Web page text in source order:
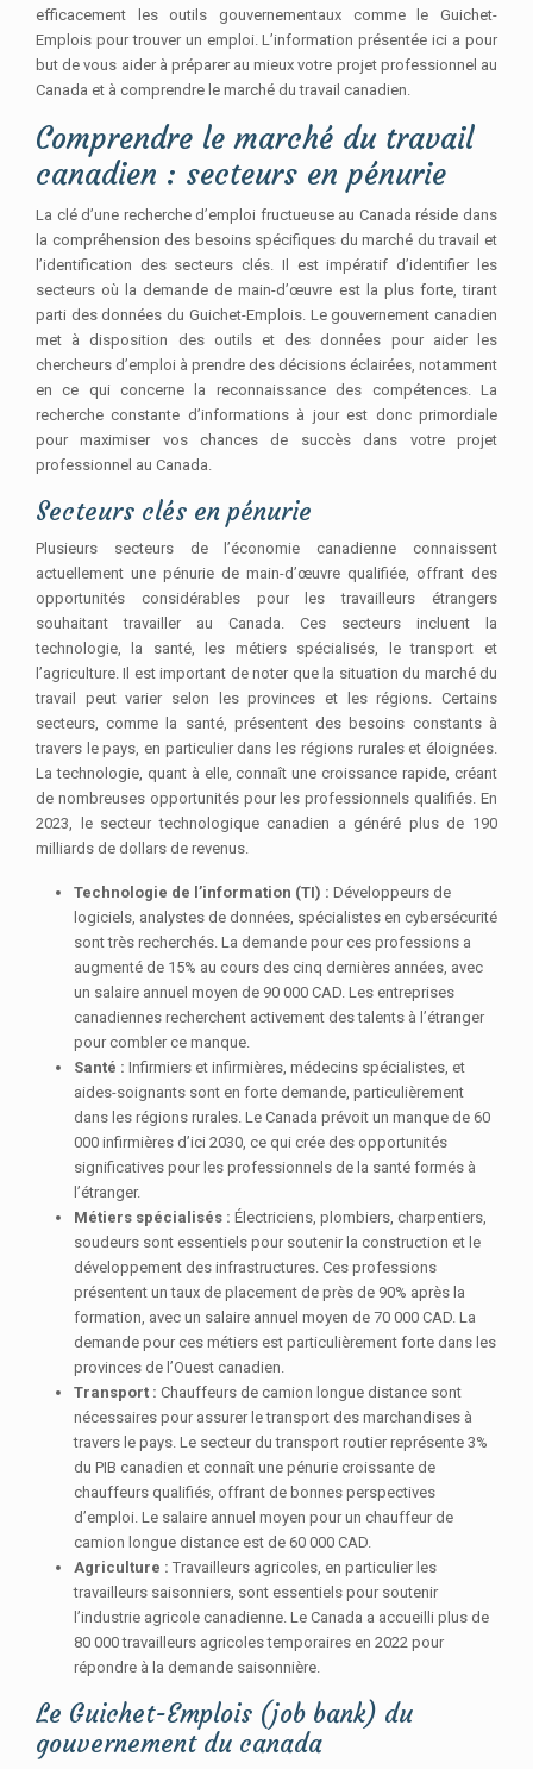
efficacement les outils gouvernementaux comme le Guichet-
Emplois pour trouver un emploi. L’information présentée ici a pour
but de vous aider à préparer au mieux votre projet professionnel au
Canada et à comprendre le marché du travail canadien.
Comprendre le marché du travail
canadien : secteurs en pénurie
La clé d’une recherche d’emploi fructueuse au Canada réside dans
la compréhension des besoins spécifiques du marché du travail et
l’identification des secteurs clés. Il est impératif d’identifier les
secteurs où la demande de main-d’œuvre est la plus forte, tirant
parti des données du Guichet-Emplois. Le gouvernement canadien
met à disposition des outils et des données pour aider les
chercheurs d’emploi à prendre des décisions éclairées, notamment
en ce qui concerne la reconnaissance des compétences. La
recherche constante d’informations à jour est donc primordiale
pour maximiser vos chances de succès dans votre projet
professionnel au Canada.
Secteurs clés en pénurie
Plusieurs secteurs de l’économie canadienne connaissent
actuellement une pénurie de main-d’œuvre qualifiée, offrant des
opportunités considérables pour les travailleurs étrangers
souhaitant travailler au Canada. Ces secteurs incluent la
technologie, la santé, les métiers spécialisés, le transport et
l’agriculture. Il est important de noter que la situation du marché du
travail peut varier selon les provinces et les régions. Certains
secteurs, comme la santé, présentent des besoins constants à
travers le pays, en particulier dans les régions rurales et éloignées.
La technologie, quant à elle, connaît une croissance rapide, créant
de nombreuses opportunités pour les professionnels qualifiés. En
2023, le secteur technologique canadien a généré plus de 190
milliards de dollars de revenus.
Technologie de l’information (TI) : Développeurs de
logiciels, analystes de données, spécialistes en cybersécurité
sont très recherchés. La demande pour ces professions a
augmenté de 15% au cours des cinq dernières années, avec
un salaire annuel moyen de 90 000 CAD. Les entreprises
canadiennes recherchent activement des talents à l’étranger
pour combler ce manque.
Santé : Infirmiers et infirmières, médecins spécialistes, et
aides-soignants sont en forte demande, particulièrement
dans les régions rurales. Le Canada prévoit un manque de 60
000 infirmières d’ici 2030, ce qui crée des opportunités
significatives pour les professionnels de la santé formés à
l’étranger.
Métiers spécialisés : Électriciens, plombiers, charpentiers,
soudeurs sont essentiels pour soutenir la construction et le
développement des infrastructures. Ces professions
présentent un taux de placement de près de 90% après la
formation, avec un salaire annuel moyen de 70 000 CAD. La
demande pour ces métiers est particulièrement forte dans les
provinces de l’Ouest canadien.
Transport : Chauffeurs de camion longue distance sont
nécessaires pour assurer le transport des marchandises à
travers le pays. Le secteur du transport routier représente 3%
du PIB canadien et connaît une pénurie croissante de
chauffeurs qualifiés, offrant de bonnes perspectives
d’emploi. Le salaire annuel moyen pour un chauffeur de
camion longue distance est de 60 000 CAD.
Agriculture : Travailleurs agricoles, en particulier les
travailleurs saisonniers, sont essentiels pour soutenir
l’industrie agricole canadienne. Le Canada a accueilli plus de
80 000 travailleurs agricoles temporaires en 2022 pour
répondre à la demande saisonnière.
Le Guichet-Emplois (job bank) du
gouvernement du canada